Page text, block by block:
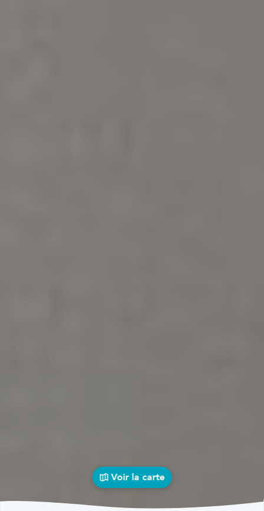
Voir la carte